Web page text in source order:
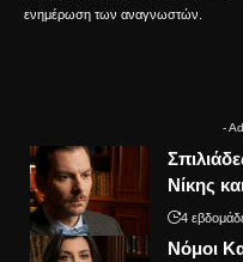
ενημέρωση των αναγνωστών.
-
Νίκης
4
Νόμοι